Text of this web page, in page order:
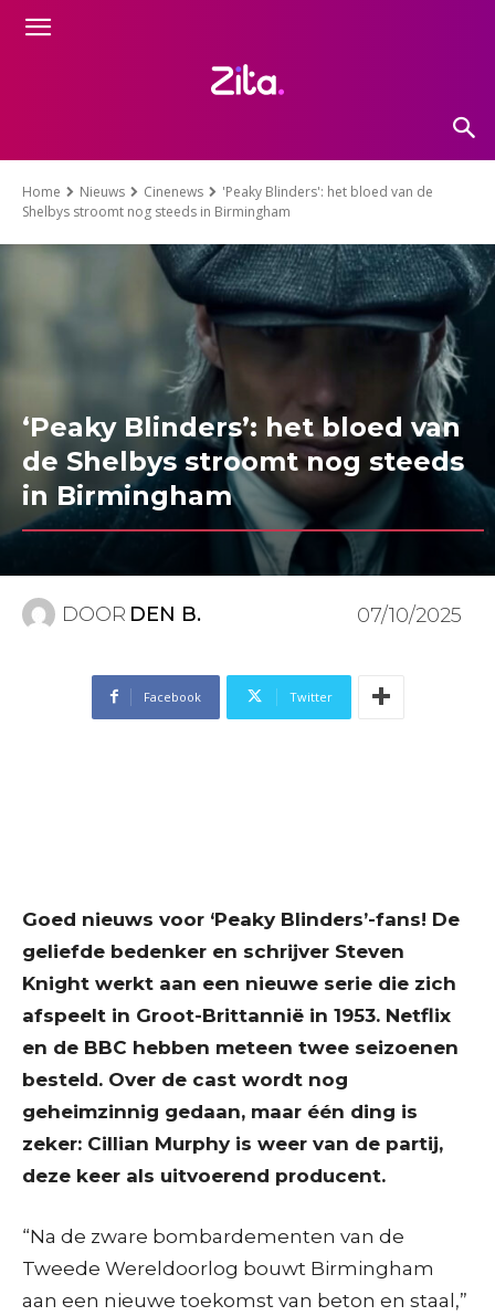
Home Nieuws Cinenews
'Peaky Blinders': het bloed van de
Shelbys stroomt nog steeds in Birmingham
‘Peaky Blinders’: het bloed van
de Shelbys stroomt nog steeds
in Birmingham
DOOR DEN B. 07/10/2025
Facebook Twitter
Goed nieuws voor ‘Peaky Blinders’-fans! De
geliefde bedenker en schrijver Steven
Knight werkt aan een nieuwe serie die zich
afspeelt in Groot-Brittannië in 1953. Netflix
en de BBC hebben meteen twee seizoenen
besteld. Over de cast wordt nog
geheimzinnig gedaan, maar één ding is
zeker: Cillian Murphy is weer van de partij,
deze keer als uitvoerend producent.
“Na de zware bombardementen van de
Tweede Wereldoorlog bouwt Birmingham
aan een nieuwe toekomst van beton en staal,”